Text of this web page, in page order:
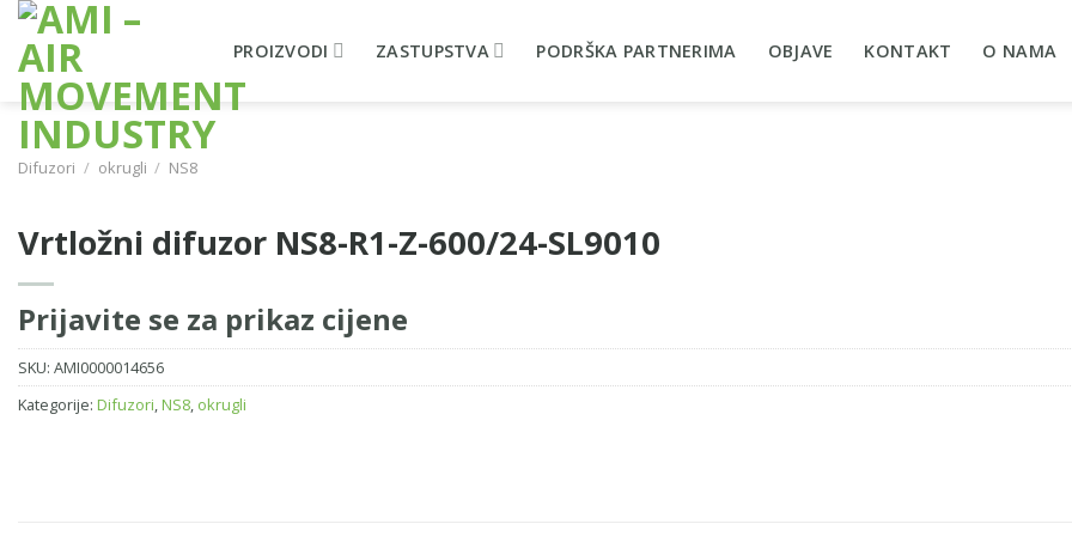
Skip
content
PROIZVODI ZASTUPSTVA PODRŠKA PARTNERIMA OBJAVE KONTAKT O NAMA
Difuzori / okrugli / NS8
Vrtložni difuzor NS8-R1-Z-600/24-SL9010
Prijavite se za prikaz cijene
SKU: AMI0000014656
Kategorije: Difuzori, NS8, okrugli